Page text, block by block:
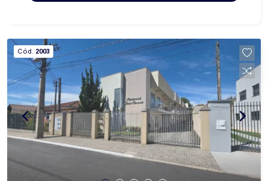
é ideal tanto para quem deseja construir sua
residência quanto para quem busca o local
perfeito para instalar seu próprio negócio. A área
oferece fácil acesso, boa visibilidade e está
próxima a importantes pontos de comércio e
serviços. Um investimento seguro, com grande
potencial de crescimento e retorno. Obs.: Para
quem procura um terreno com metragem ainda
maior, neste imóvel existe a possibilidade de
inserir mais 297,00 metros quadrados alargando
Cód. 2003